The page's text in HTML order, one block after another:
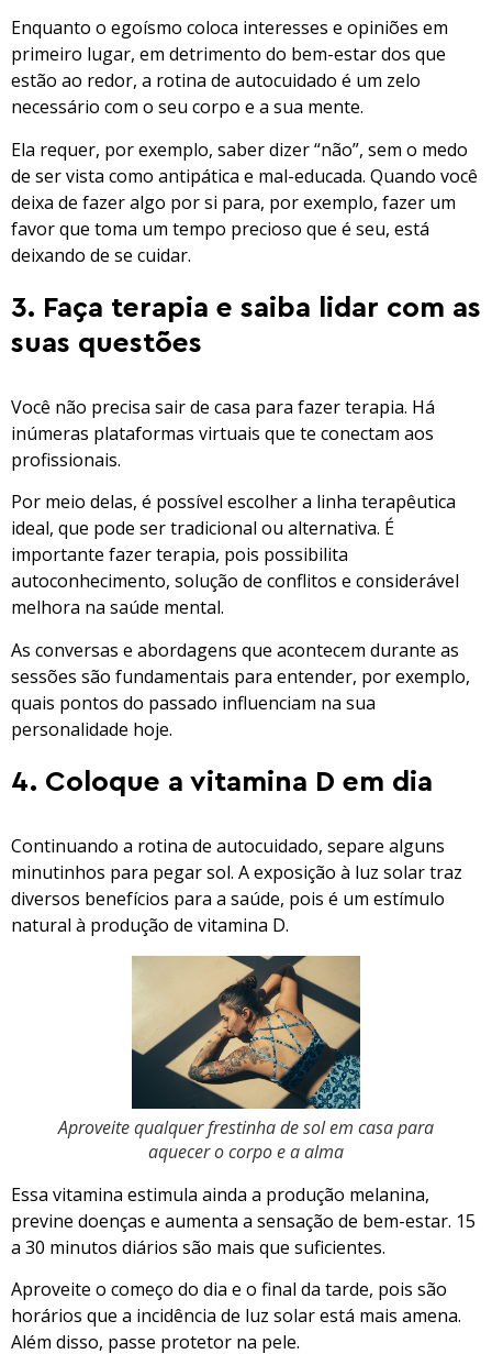
Enquanto o egoísmo coloca interesses e opiniões em
primeiro lugar, em detrimento do bem-estar dos que
estão ao redor, a rotina de autocuidado é um zelo
necessário com o seu corpo e a sua mente.
Ela requer, por exemplo, saber dizer “não”, sem o medo
de ser vista como antipática e mal-educada. Quando você
deixa de fazer algo por si para, por exemplo, fazer um
favor que toma um tempo precioso que é seu, está
deixando de se cuidar.
3. Faça terapia e saiba lidar com as
suas questões
Você não precisa sair de casa para fazer terapia. Há
inúmeras plataformas virtuais que te conectam aos
profissionais.
Por meio delas, é possível escolher a linha terapêutica
ideal, que pode ser tradicional ou alternativa. É
importante fazer terapia, pois possibilita
autoconhecimento, solução de conflitos e considerável
melhora na saúde mental.
As conversas e abordagens que acontecem durante as
sessões são fundamentais para entender, por exemplo,
quais pontos do passado influenciam na sua
personalidade hoje.
4. Coloque a vitamina D em dia
Continuando a rotina de autocuidado, separe alguns
minutinhos para pegar sol. A exposição à luz solar traz
diversos benefícios para a saúde, pois é um estímulo
natural à produção de vitamina D.
Aproveite qualquer frestinha de sol em casa para
aquecer o corpo e a alma
Essa vitamina estimula ainda a produção melanina,
previne doenças e aumenta a sensação de bem-estar. 15
a 30 minutos diários são mais que suficientes.
Aproveite o começo do dia e o final da tarde, pois são
horários que a incidência de luz solar está mais amena.
Além disso, passe protetor na pele.